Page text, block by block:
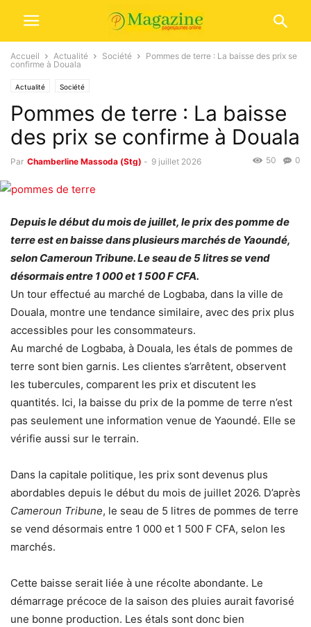
Accueil Actualité Société
Pommes de terre : La baisse des prix se
confirme à Douala
Actualité Société
Pommes de terre : La baisse
des prix se confirme à Douala
Par Chamberline Massoda (Stg) - 9 juillet 2026 0
50
Depuis le début du mois de juillet, le prix des pomme de
terre est en baisse dans plusieurs marchés de Yaoundé,
selon Cameroun Tribune. Le seau de 5 litres se vend
désormais entre 1 000 et 1 500 F CFA.
Un tour effectué au marché de Logbaba, dans la ville de
Douala, montre une tendance similaire, avec des prix plus
accessibles pour les consommateurs.
Au marché de Logbaba, à Douala, les étals de pommes de
terre sont bien garnis. Les clientes s’arrêtent, observent
les tubercules, comparent les prix et discutent les
quantités. Ici, la baisse du prix de la pomme de terre n’est
pas seulement une information venue de Yaoundé. Elle se
vérifie aussi sur le terrain.
Dans la capitale politique, les prix sont devenus plus
abordables depuis le début du mois de juillet 2026. D’après
Cameroun Tribune, le seau de 5 litres de pommes de terre
se vend désormais entre 1 000 et 1 500 F CFA, selon les
marchés.
Cette baisse serait liée à une récolte abondante. Le
démarrage précoce de la saison des pluies aurait favorisé
une bonne production. Les étals sont donc bien